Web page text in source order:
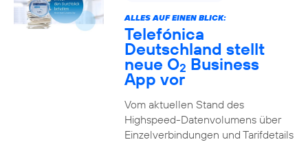
ALLES AUF EINEN BLICK:
Telefónica
Deutschland stellt
neue O2 Business
App vor
Vom aktuellen Stand des
Highspeed-Datenvolumens über
Einzelverbindungen und Tarifdetails